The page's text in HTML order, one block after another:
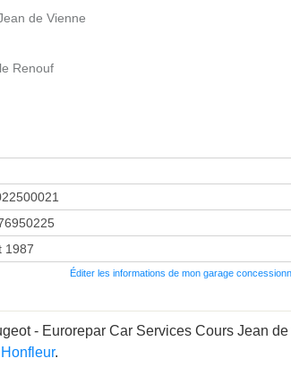
de Vienne
Renouf
1987
Éditer les informations de mon garage
- Eurorepar Car Services Cours Jean
.